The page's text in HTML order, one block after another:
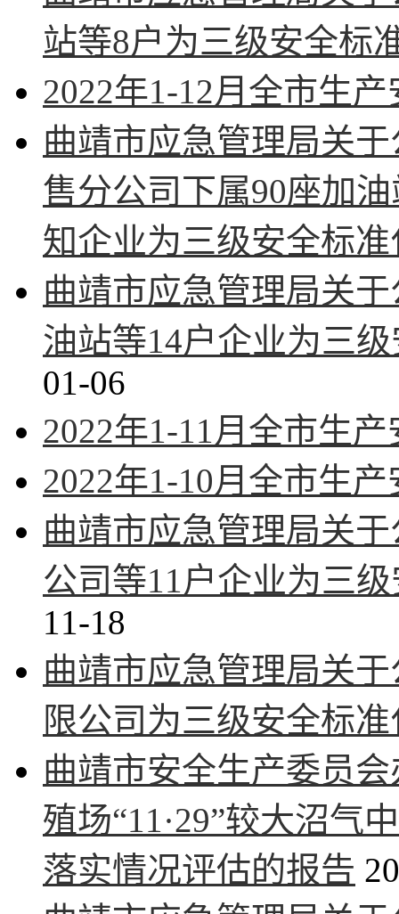
站等8户为三级安全标
2022年1-12月全市生
曲靖市应急管理局关
售分公司下属90座加
知企业为三级安全标
曲靖市应急管理局关
油站等14户企业为三
01-06
2022年1-11月全市生
2022年1-10月全市生
曲靖市应急管理局关
公司等11户企业为三
11-18
曲靖市应急管理局关
限公司为三级安全标
曲靖市安全生产委员
殖场“11·29”较大沼气
落实情况评估的报告